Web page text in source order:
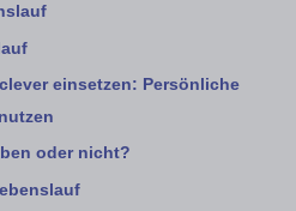
einsetzen: Persönliche
oder nicht?